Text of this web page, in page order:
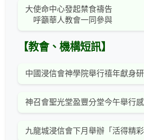
大使命中心發起禁食禱告
呼籲華人教會一同參與
【教會、機構短訊】
中國浸信會神學院舉行禧年獻身研
神召會聖光堂盈豐分堂今午舉行
九龍城浸信會下月舉辦「活得精